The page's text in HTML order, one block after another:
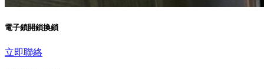
電子鎖開鎖換鎖
立即聯絡